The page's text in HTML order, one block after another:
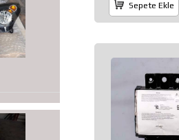
Sepete Ekle